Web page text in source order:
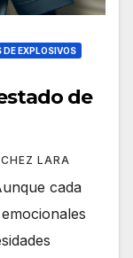
EXPLOSIVOS
de
LARA
cada